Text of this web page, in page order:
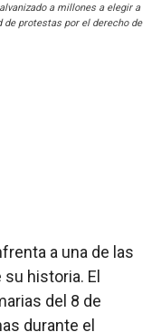
a millones a elegir a
de protestas por el derecho de
a una de las
historia. El
del 8 de
durante el